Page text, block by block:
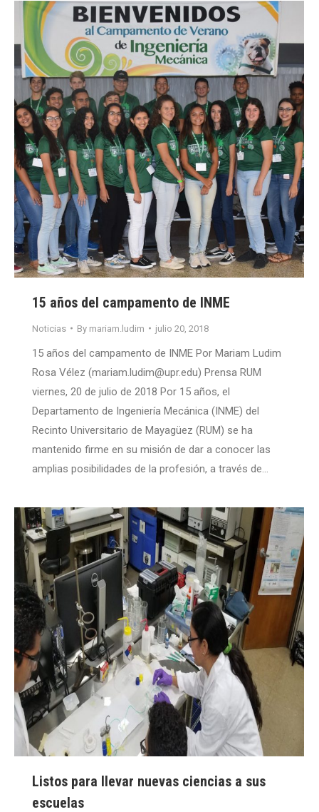
15 años del campamento de INME
Noticias By mariam.ludim julio 20, 2018
15 años del campamento de INME Por Mariam Ludim
Rosa Vélez (mariam.ludim@upr.edu) Prensa RUM
viernes, 20 de julio de 2018 Por 15 años, el
Departamento de Ingeniería Mecánica (INME) del
Recinto Universitario de Mayagüez (RUM) se ha
mantenido firme en su misión de dar a conocer las
amplias posibilidades de la profesión, a través de…
Listos para llevar nuevas ciencias a sus
escuelas